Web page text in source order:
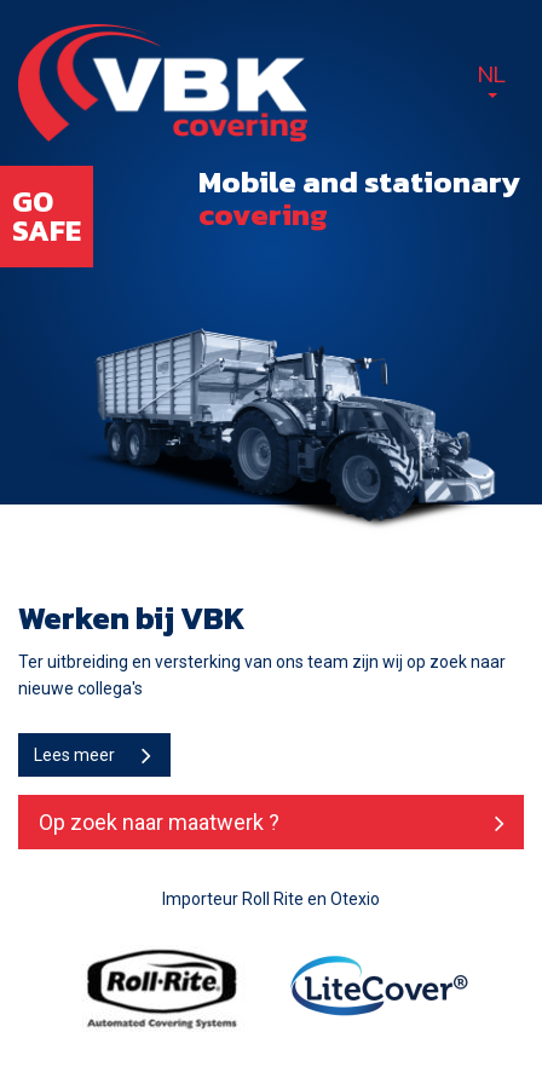
NL
GO
SAFE
Mobile and stationary
covering
Werken bij VBK
Ter uitbreiding en versterking van ons team zijn wij op zoek naar
nieuwe collega's
Lees meer
Op zoek naar maatwerk ?
Importeur Roll Rite en Otexio